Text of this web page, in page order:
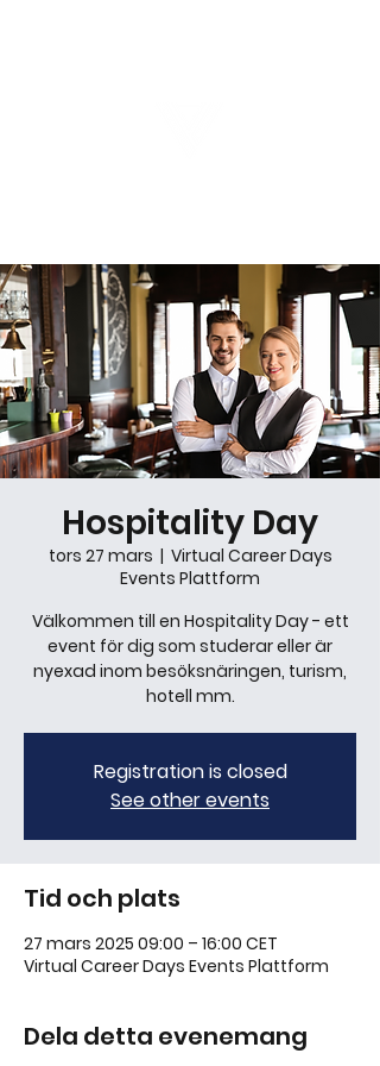
Hospitality Day
tors 27 mars
  |
Virtual Career Days
Events Plattform
Välkommen till en Hospitality Day - ett
event för dig som studerar eller är
nyexad inom besöksnäringen, turism,
hotell mm.
Registration is closed
See other events
Tid och plats
27 mars 2025 09:00 – 16:00 CET
Virtual Career Days Events Plattform
Dela detta evenemang